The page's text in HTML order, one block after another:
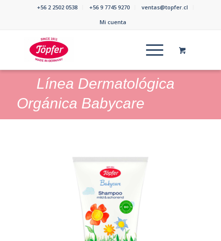
+56 2 2502 0538 +56 9 7745 9270
ventas@topfer.cl
Mi cuenta
Línea Dermatológica
Orgánica Babycare